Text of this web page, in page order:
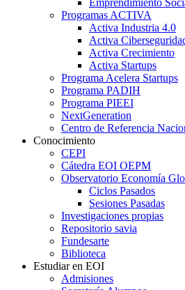
Programas ACTIVA
Activa Industria 4.0
Activa
Activa Crecimiento
Activa Startups
Programa Acelera Startups
Programa PADIH
Programa PIEEI
NextGeneration
Centro de Referencia
Conocimiento
CEPI
Cátedra EOI OEPM
Observatorio Economía
Ciclos Pasados
Sesiones Pasadas
Investigaciones propias
Repositorio savia
Fundesarte
Biblioteca
Estudiar en EOI
Admisiones